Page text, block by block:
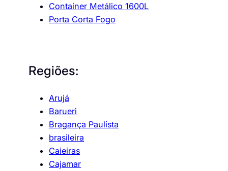
Container Metálico 1600L
Porta Corta Fogo
Regiões:
Arujá
Barueri
Bragança Paulista
brasileira
Caieiras
Cajamar